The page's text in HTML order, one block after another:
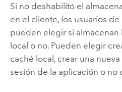
Si no deshabilitó el
en el cliente, los usuarios
pueden elegir si almacenan
local o no. Pueden elegir
caché local, crear una
sesión de la aplicación o no